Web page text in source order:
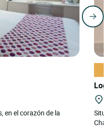
en el corazón de la